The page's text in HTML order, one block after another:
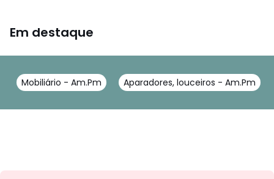
Em destaque
Mobiliário - Am.Pm Aparadores, louceiros - Am.Pm